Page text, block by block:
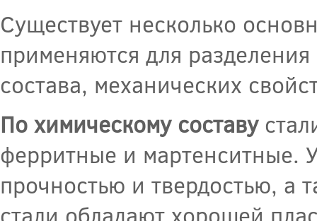
Существует несколько
применяются для
состава, механических
По химическому составу
ферритные и мартенситные.
прочностью и твердостью, а
стали обладают хорошей